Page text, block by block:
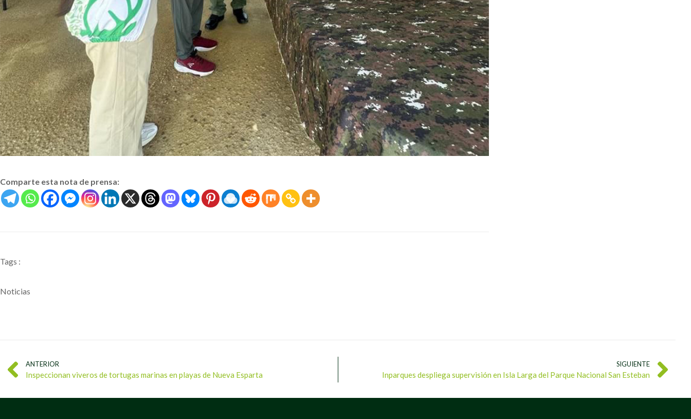
Comparte esta nota de prensa:
Tags :
Noticias
ANTERIOR
Inspeccionan viveros de tortugas marinas en playas de Nueva Esparta
SIGUIENTE
Inparques despliega supervisión en Isla Larga del Parque Nacional San Esteban